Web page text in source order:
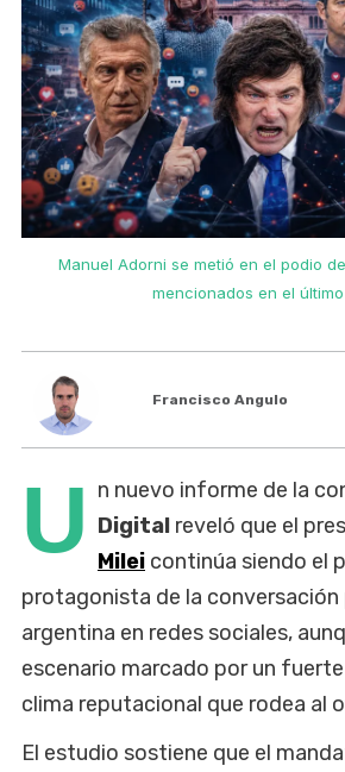
Manuel Adorni se metió en el podio
mencionados en el
Francisco Angulo
U n nuevo informe de la
Digital reveló que el
Milei continúa siendo el
protagonista de la
argentina en redes sociales,
escenario marcado por un
clima reputacional que rodea al
El estudio sostiene que el